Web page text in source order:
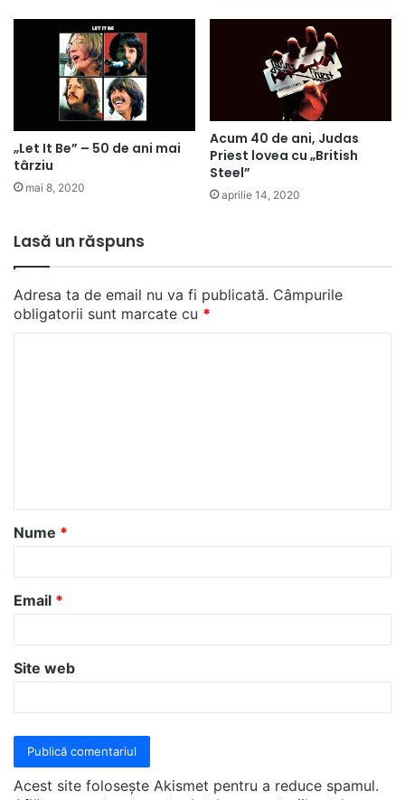
„Let It Be” – 50 de ani mai
târziu
mai 8, 2020
Acum 40 de ani, Judas
Priest lovea cu „British
Steel”
aprilie 14, 2020
Lasă un răspuns
Adresa ta de email nu va fi publicată. Câmpurile
obligatorii sunt marcate cu *
a
r
u
*
Nume *
Email *
Site web
Acest site folosește Akismet pentru a reduce spamul.